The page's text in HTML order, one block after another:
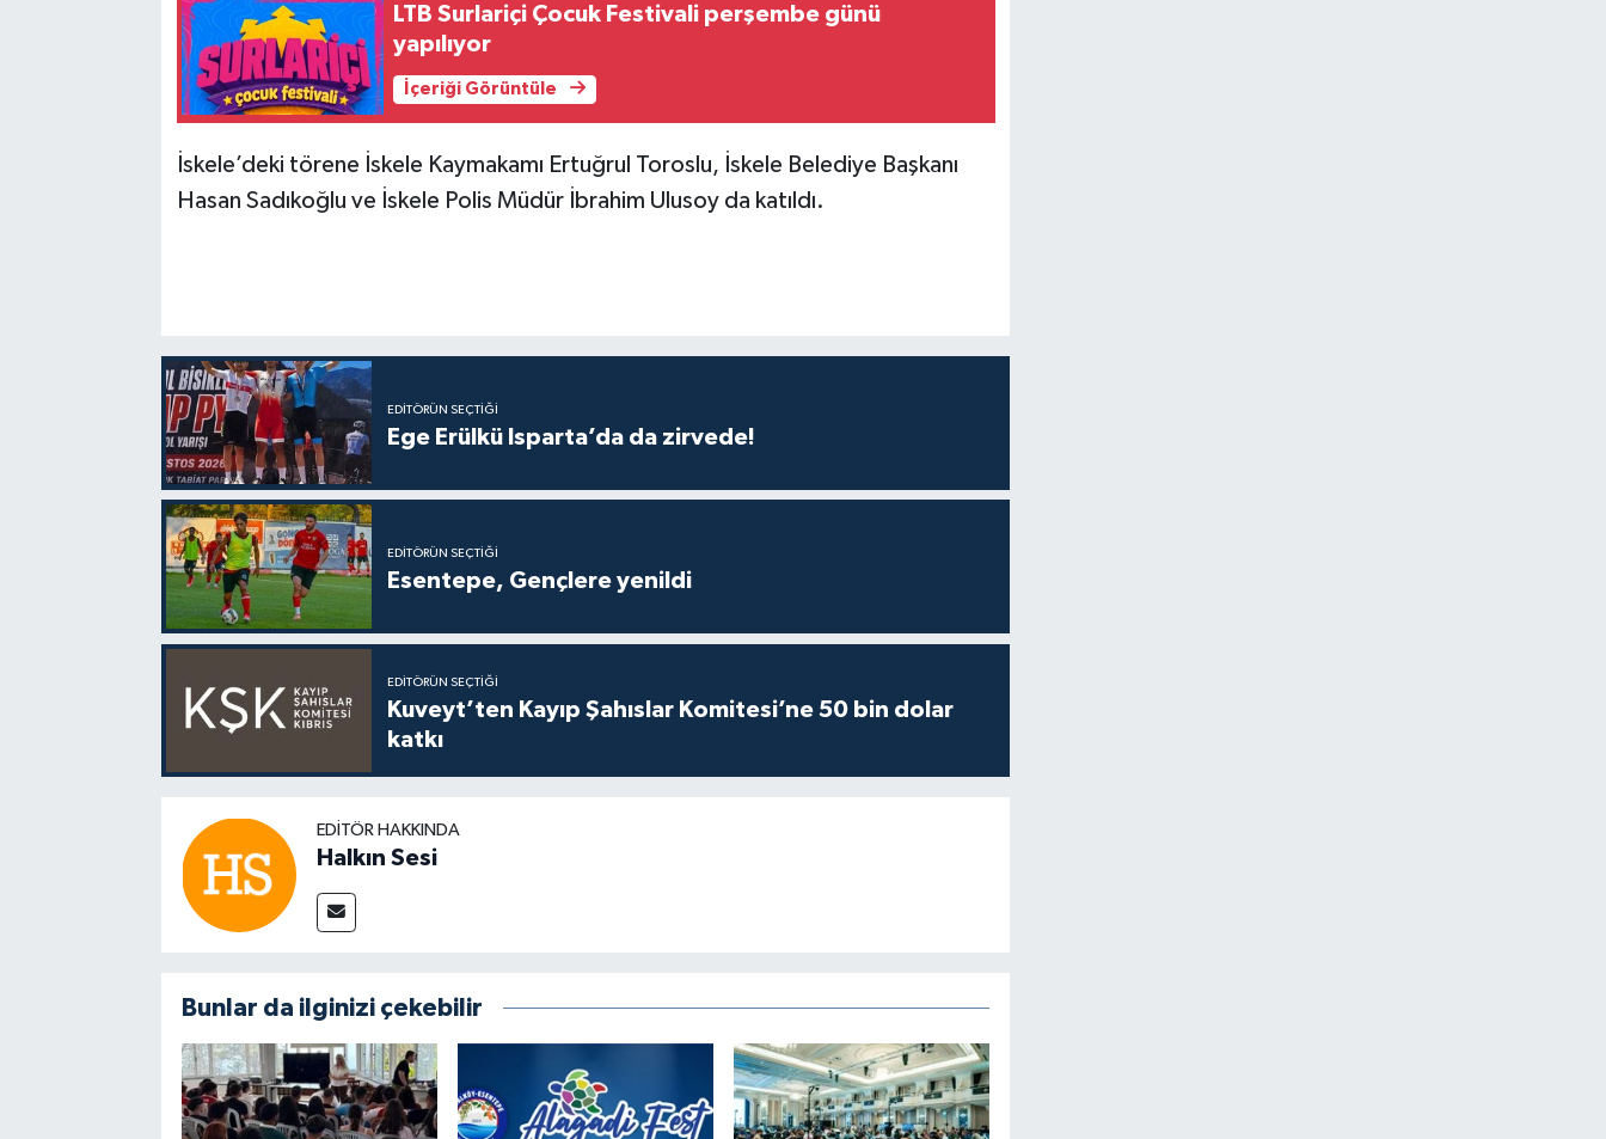
LTB Surlariçi Çocuk Festivali perşembe günü
yapılıyor
İçeriği Görüntüle
İskele’deki törene İskele Kaymakamı Ertuğrul Toroslu, İskele Belediye Başkanı
Hasan Sadıkoğlu ve İskele Polis Müdür İbrahim Ulusoy da katıldı.
EDITÖRÜN SEÇTIĞI
Ege Erülkü Isparta’da da zirvede!
EDITÖRÜN SEÇTIĞI
Esentepe, Gençlere yenildi
EDITÖRÜN SEÇTIĞI
Kuveyt’ten Kayıp Şahıslar Komitesi’ne 50 bin dolar
katkı
EDITÖR HAKKINDA
Halkın Sesi
Bunlar da ilginizi çekebilir